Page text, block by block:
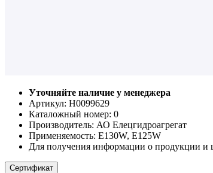
Уточняйте наличие у менеджера
Артикул: Н0099629
Каталожный номер: 0
Производитель: АО Елецгидроагрегат
Применяемость: E130W, E125W
Для получения информации о продукции и
Сертификат